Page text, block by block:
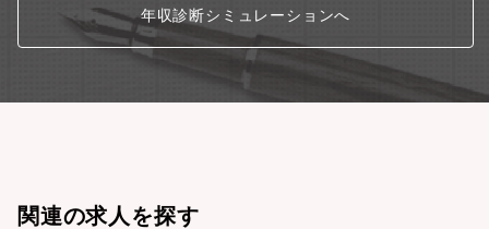
年収診断シミュレーションへ
関連の求人を探す